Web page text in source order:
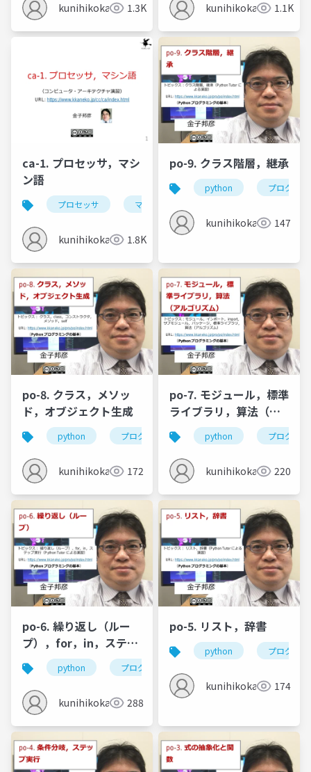
kunihikokaneko1.3K kunihikokaneko1.1K
ca-1. プロセッサ，マシ
ン語
プロセッサ マシン語
kunihikokaneko1.8K
po-9. クラス階層，継承
python プログラ
kunihikokaneko147
po-8. クラス，メソッ
ド，オブジェクト生成
python プログラミング クラス オブジェ
kunihikokaneko172
po-7. モジュール，標準
ライブラリ，算法（ア
ルゴリズム）
python プログラ
kunihikokaneko220
po-6. 繰り返し（ルー
プ），for，in，ステッ
プ実行python プログラミング
kunihikokaneko288
po-5. リスト，辞書
python プログラ
kunihikokaneko174